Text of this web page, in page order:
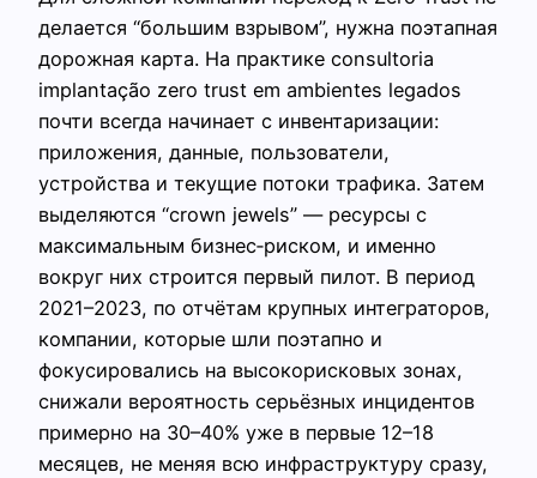
делается “большим взрывом”, нужна поэтапная
дорожная карта. На практике consultoria
implantação zero trust em ambientes legados
почти всегда начинает с инвентаризации:
приложения, данные, пользователи,
устройства и текущие потоки трафика. Затем
выделяются “crown jewels” — ресурсы с
максимальным бизнес‑риском, и именно
вокруг них строится первый пилот. В период
2021–2023, по отчётам крупных интеграторов,
компании, которые шли поэтапно и
фокусировались на высокорисковых зонах,
снижали вероятность серьёзных инцидентов
примерно на 30–40% уже в первые 12–18
месяцев, не меняя всю инфраструктуру сразу,